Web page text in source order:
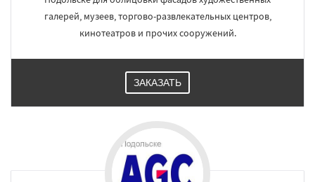
галерей, музеев, торгово-развлекательных центров,
кинотеатров и прочих сооружений.
ЗАКАЗАТЬ